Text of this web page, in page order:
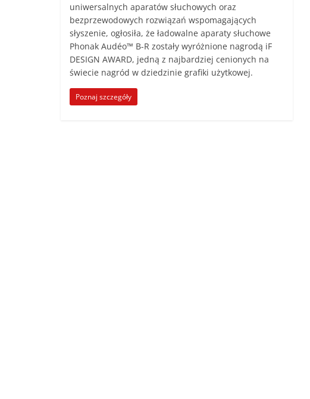
poradniki
na
każdy
temat
uniwersalnych aparatów słuchowych oraz
bezprzewodowych rozwiązań wspomagających
słyszenie, ogłosiła, że ładowalne aparaty słuchowe
Phonak Audéo™ B-R zostały wyróżnione nagrodą iF
DESIGN AWARD, jedną z najbardziej cenionych na
świecie nagród w dziedzinie grafiki użytkowej.
Poznaj szczegóły